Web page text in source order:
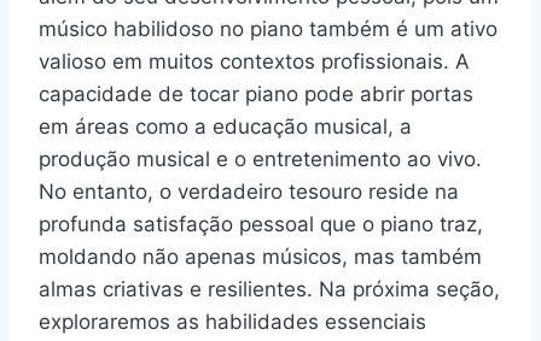
músico habilidoso no piano também é um ativo
valioso em muitos contextos profissionais. A
capacidade de tocar piano pode abrir portas
em áreas como a educação musical, a
produção musical e o entretenimento ao vivo.
No entanto, o verdadeiro tesouro reside na
profunda satisfação pessoal que o piano traz,
moldando não apenas músicos, mas também
almas criativas e resilientes. Na próxima seção,
exploraremos as habilidades essenciais